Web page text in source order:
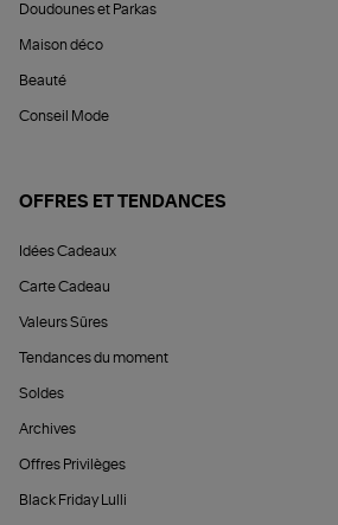
Doudounes et Parkas
Maison déco
Beauté
Conseil Mode
OFFRES ET TENDANCES
Idées Cadeaux
Carte Cadeau
Valeurs Sûres
Tendances du moment
Soldes
Archives
Offres Privilèges
Black Friday Lulli